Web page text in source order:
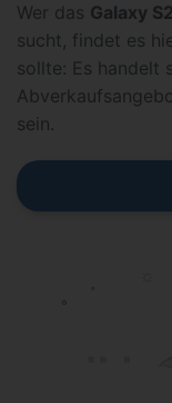
Wer das Galaxy
sucht, findet es
sollte: Es handelt
sein.